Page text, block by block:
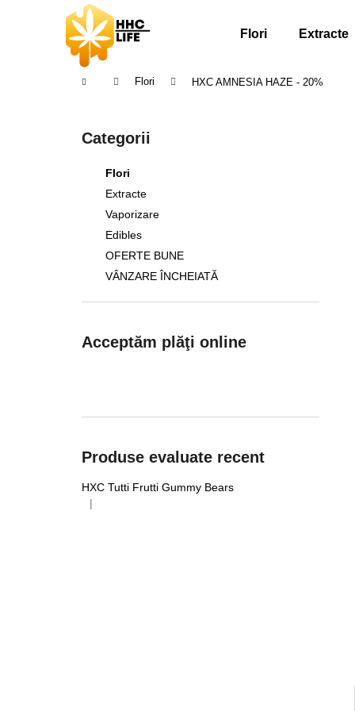
Flori Extracte
Acasă Flori HXC AMNESIA HAZE - 20%
Sari
Categorii
Flori
Extracte
Vaporizare
Edibles
OFERTE BUNE
VÂNZARE ÎNCHEIATĂ
Acceptăm plăţi online
Produse evaluate recent
HXC Tutti Frutti Gummy Bears
Ratingul produsului este 5 din 5 stele.
|
Înapoi
cumpărături
Înapoi
cumpărături